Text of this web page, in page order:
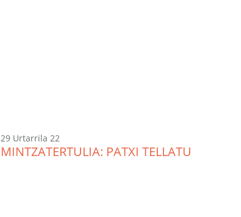
29 Urtarrila 22
MINTZATERTULIA: PATXI TELLATU